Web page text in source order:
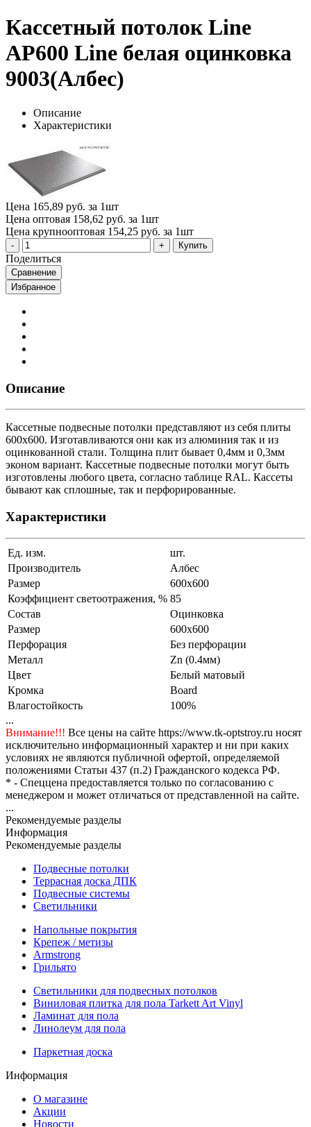
Кассетный потолок Line
AP600 Line белая оцинковка
9003(Албес)
Описание
Характеристики
Цена 165,89 руб. за 1шт
Цена оптовая 158,62 руб. за 1шт
Цена крупнооптовая 154,25 руб. за 1шт
Купить
Поделиться
Сравнение
Избранное
Описание
Кассетные подвесные потолки представляют из себя плиты
600х600. Изготавливаются они как из алюминия так и из
оцинкованной стали. Толщина плит бывает 0,4мм и 0,3мм
эконом вариант. Кассетные подвесные потолки могут быть
изготовлены любого цвета, согласно таблице RAL. Кассеты
бывают как сплошные, так и перфорированные.
Характеристики
Ед. изм.
шт.
Производитель
Албес
Размер
600x600
Коэффициент светоотражения, % 85
Состав
Оцинковка
Размер
600x600
Перфорация
Без перфорации
Металл
Zn (0.4мм)
Цвет
Белый матовый
Кромка
Board
Влагостойкость
100%
...
Внимание!!! Все цены на сайте https://www.tk-optstroy.ru носят
исключительно информационный характер и ни при каких
условиях не являются публичной офертой, определяемой
положениями Статьи 437 (п.2) Гражданского кодекса РФ.
* - Спеццена предоставляется только по согласованию с
менеджером и может отличаться от представленной на сайте.
...
Рекомендуемые разделы
Информация
Рекомендуемые разделы
Подвесные потолки
Террасная доска ДПК
Подвесные системы
Светильники
Напольные покрытия
Крепеж / метизы
Armstrong
Грильято
Светильники для подвесных потолков
Виниловая плитка для пола Tarkett Art Vinyl
Ламинат для пола
Линолеум для пола
Паркетная доска
Информация
О магазине
Акции
Новости